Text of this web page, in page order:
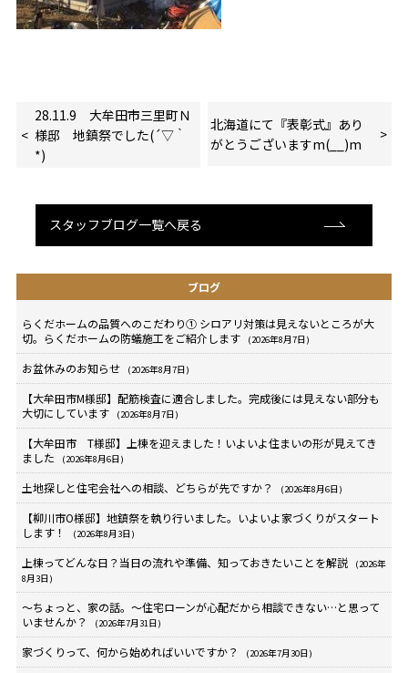
28.11.9 大牟田市三里町Ｎ
様邸 地鎮祭でした(´▽｀
*)
北海道にて『表彰式』あり
がとうございますm(__)m
スタッフブログ一覧へ戻る
ブログ
らくだホームの品質へのこだわり① シロアリ対策は見えないところが大
切。らくだホームの防蟻施工をご紹介します
(2026年8月7日)
お盆休みのお知らせ (2026年8月7日)
【大牟田市M様邸】配筋検査に適合しました。完成後には見えない部分も
大切にしています
(2026年8月7日)
【大牟田市 T様邸】上棟を迎えました！いよいよ住まいの形が見えてき
ました
(2026年8月6日)
土地探しと住宅会社への相談、どちらが先ですか？ (2026年8月6日)
【柳川市O様邸】地鎮祭を執り行いました。いよいよ家づくりがスタート
します！
(2026年8月3日)
上棟ってどんな日？当日の流れや準備、知っておきたいことを解説
(2026年
8月3日)
～ちょっと、家の話。～住宅ローンが心配だから相談できない…と思って
いませんか？
(2026年7月31日)
家づくりって、何から始めればいいですか？ (2026年7月30日)